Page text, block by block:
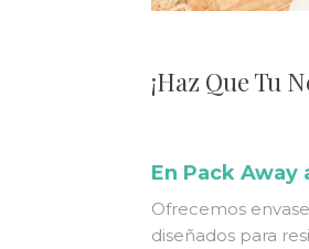
¡Haz Que Tu
En Pack
Ofrecemos
diseñados para